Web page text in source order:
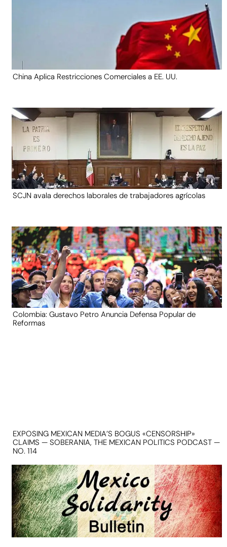
China Aplica Restricciones Comerciales a EE. UU.
SCJN avala derechos laborales de trabajadores agrícolas
Colombia: Gustavo Petro Anuncia Defensa Popular de
Reformas
EXPOSING MEXICAN MEDIA’S BOGUS «CENSORSHIP»
CLAIMS — SOBERANIA, THE MEXICAN POLITICS PODCAST —
NO. 114